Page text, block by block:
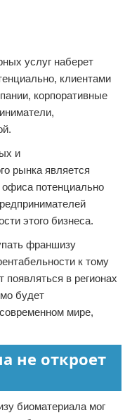
услуг наберет
клиентами
корпоративные
и
рынка является
потенциально
этого бизнеса.
франшизу
к тому
появляться в регионах
будет
мире,
не откроет
биоматериала мог